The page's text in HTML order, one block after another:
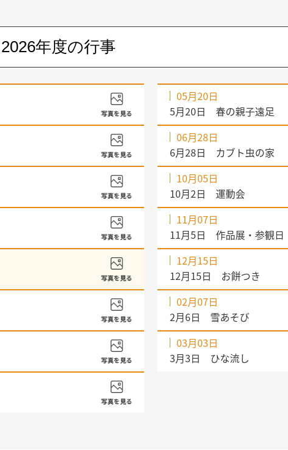
05月20日
5月20日 春の親子遠足
06月28日
6月28日 カブト虫の家
10月05日
10月2日 運動会
11月07日
11月5日 作品展・参観日
12月15日
12月15日 お餅つき
02月07日
2月6日 雪あそび
03月03日
3月3日 ひな流し